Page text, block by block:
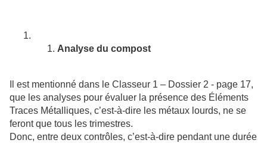
Analyse du compost
Il est mentionné dans le Classeur 1 – Dossier 2 - page 17,
que les analyses pour évaluer la présence des Éléments
Traces Métalliques, c’est-à-dire les métaux lourds, ne se
feront que tous les trimestres.
Donc, entre deux contrôles, c’est-à-dire pendant une durée